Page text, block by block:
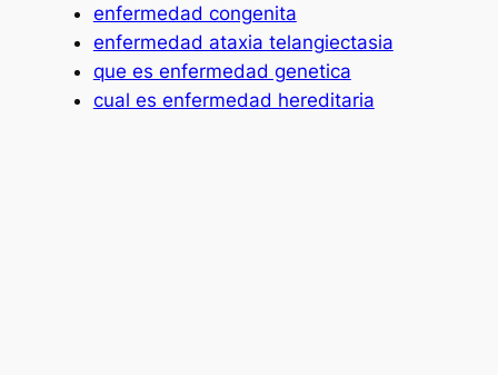
enfermedad congenita
enfermedad ataxia telangiectasia
que es enfermedad genetica
cual es enfermedad hereditaria